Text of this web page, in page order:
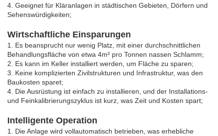
4. Geeignet für Kläranlagen in städtischen Gebieten, Dörfern und
Sehenswürdigkeiten;
Wirtschaftliche Einsparungen
1. Es beansprucht nur wenig Platz, mit einer durchschnittlichen
Behandlungsfläche von etwa 4m² pro Tonnen nassen Schlamm;
2. Es kann im Keller installiert werden, um Fläche zu sparen;
3. Keine komplizierten Zivilstrukturen und Infrastruktur, was den
Baukosten sparet;
4. Die Ausrüstung ist einfach zu installieren, und der Installations-
und Feinkalibrierungszyklus ist kurz, was Zeit und Kosten spart;
Intelligente Operation
1. Die Anlage wird vollautomatisch betrieben, was erhebliche